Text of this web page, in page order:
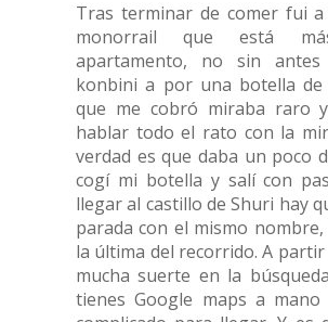
Tras terminar de comer fui
monorrail que está
apartamento, no sin
konbini a por una botella de
que me cobró miraba raro
hablar todo el rato con la
verdad es que daba un poco
cogí mi botella y salí con
llegar al castillo de Shuri hay
parada con el mismo nombre,
la última del recorrido. A
mucha suerte en la
tienes Google maps a